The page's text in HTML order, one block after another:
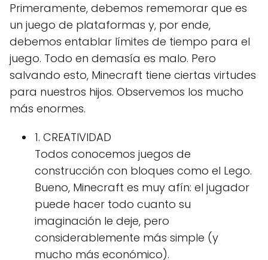
Primeramente, debemos rememorar que es
un juego de plataformas y, por ende,
debemos entablar límites de tiempo para el
juego. Todo en demasía es malo. Pero
salvando esto, Minecraft tiene ciertas virtudes
para nuestros hijos. Observemos los mucho
más enormes.
1. CREATIVIDAD
Todos conocemos juegos de
construcción con bloques como el Lego.
Bueno, Minecraft es muy afín: el jugador
puede hacer todo cuanto su
imaginación le deje, pero
considerablemente más simple (y
mucho más económico).